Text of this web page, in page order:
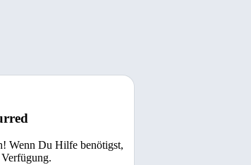
Wenn Du Hilfe benötigst,